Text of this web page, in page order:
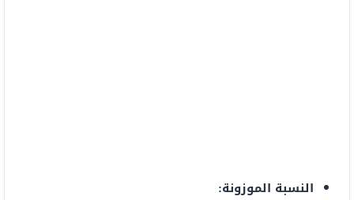
النسبة الموزونة: